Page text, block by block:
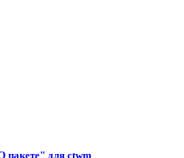
пакете" для ctwm